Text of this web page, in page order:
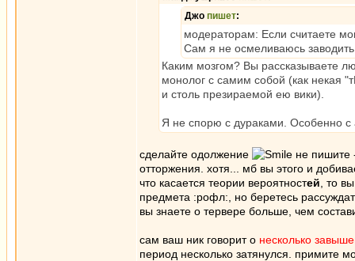
Джо пишет:
модераторам: Если считаете
Сам я не осмеливаюсь
Каким мозгом? Вы рассказываете
монолог с самим собой (как некая
и столь презираемой ею вики).
Я не спорю с дураками. Особенно
сделайте одолжение
не пишите
отторжения. хотя... мб вы этого и
что касается теории вероятностей , то
предмета :рофл:, но беретесь
вы знаете о тервере больше, чем
сам ваш ник говорит о несколько
период несколько затянулся. примите